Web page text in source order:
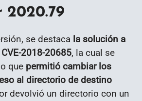
2020.79
se destaca la solución a
2018-20685, la cual se
que permitió cambiar los
al directorio de destino
devolvió un directorio con un